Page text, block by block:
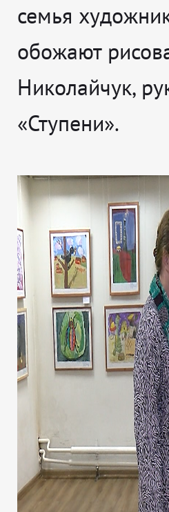
семья
обожают
Николайчук,
«Ступени».